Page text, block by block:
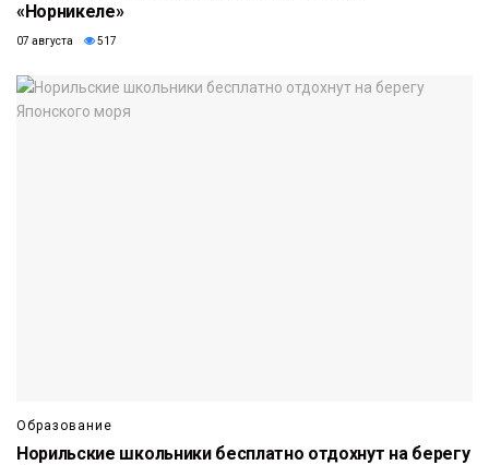
«Норникеле»
07 августа 517
Образование
Норильские школьники бесплатно отдохнут на берегу